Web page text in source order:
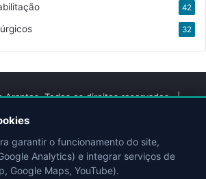
42
32
Arantes. Todos os direitos reservados. |
por
YouTubeInstagram
Site DoctoraliaEscavador
garantir o funcionamento do site,
Analytics) e integrar serviços de
Google Maps, YouTube).